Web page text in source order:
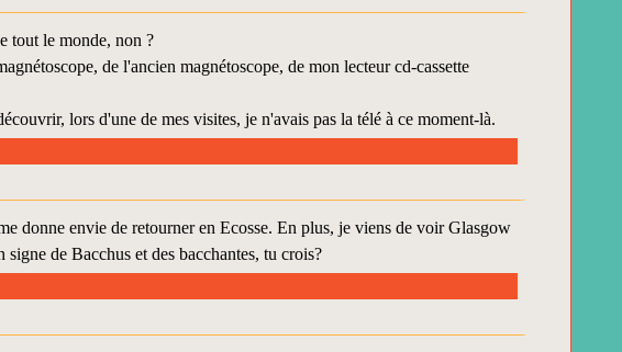
tout le monde, non ?
de l'ancien magnétoscope, de mon lecteur cd-cassette
lors d'une de mes visites, je n'avais pas la télé à ce moment-là.
donne envie de retourner en Ecosse. En plus, je viens de voir Glasgow
de Bacchus et des bacchantes, tu crois?